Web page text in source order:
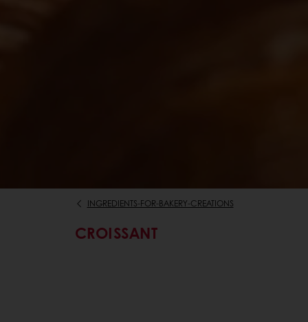
INGREDIENTS-FOR-BAKERY-CREATIONS
CROISSANT